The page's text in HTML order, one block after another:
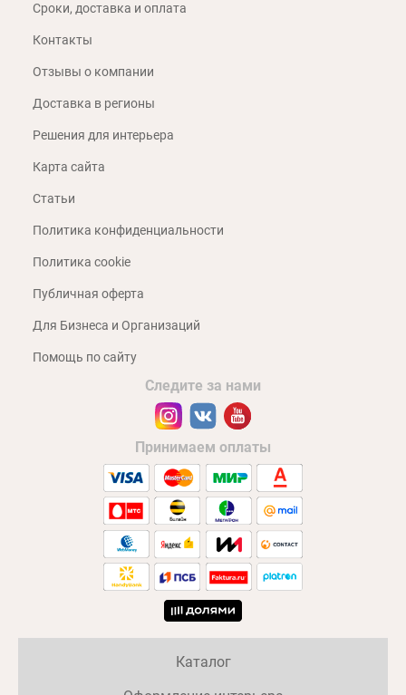
Сроки, доставка и оплата
Контакты
Отзывы о компании
Доставка в регионы
Решения для интерьера
Карта сайта
Статьи
Политика конфиденциальности
Политика cookie
Публичная оферта
Для Бизнеса и Организаций
Помощь по сайту
Следите за нами
Принимаем оплаты
Каталог